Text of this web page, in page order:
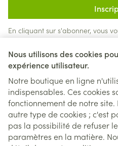
Nous utilisons des cookies
expérience utilisateur.
Notre boutique en ligne
indispensables. Ces cookies
fonctionnement de notre site.
autre type de cookies ; c'est
pas la possibilité de refuser
paramètres en la matière.
En cliquant sur s'abonner, vous
et acceptez notrepolitique de
Liens légaux